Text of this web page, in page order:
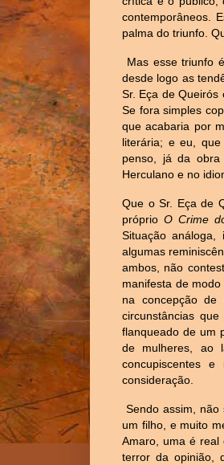
contemporâneos.
palma do triunfo.
Mas esse triunfo
desde logo as
Sr. Eça de Queirós
Se fora simples
que acabaria por
literária; e eu,
penso, já da
Herculano e no
Que o Sr. Eça de
próprioO Crime
Situação análoga,
algumas
ambos, não
manifesta de
na concepção de
circunstâncias
flanqueado de um
de mulheres, ao
concupiscentes
consideração.
Sendo assim,
um filho, e muito
Amaro, uma é
terror da opinião,